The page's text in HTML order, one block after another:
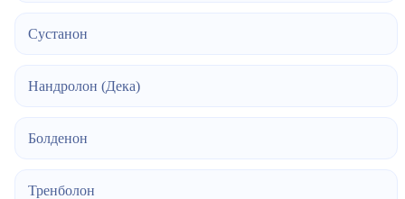
Сустанон
Нандролон (Дека)
Болденон
Тренболон